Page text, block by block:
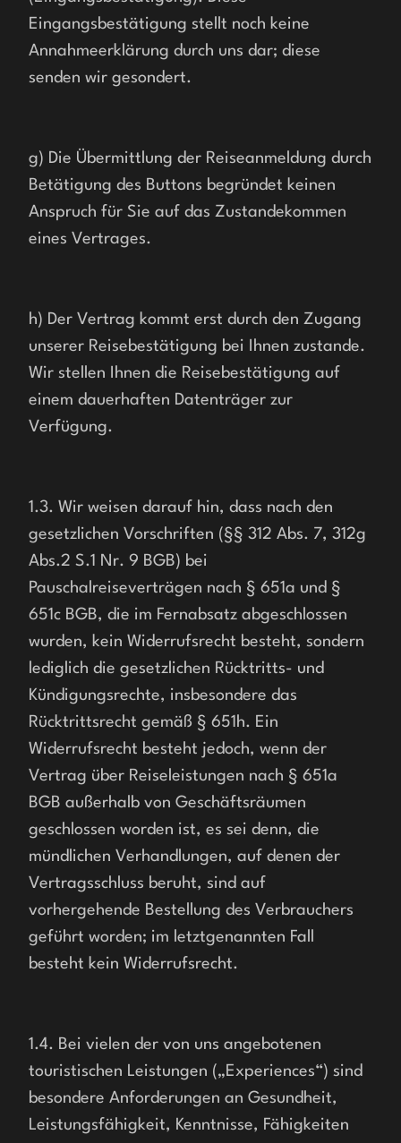
Eingangsbestätigung stellt noch keine
Annahmeerklärung durch uns dar; diese
senden wir gesondert.
g) Die Übermittlung der Reiseanmeldung durch
Betätigung des Buttons begründet keinen
Anspruch für Sie auf das Zustandekommen
eines Vertrages.
h) Der Vertrag kommt erst durch den Zugang
unserer Reisebestätigung bei Ihnen zustande.
Wir stellen Ihnen die Reisebestätigung auf
einem dauerhaften Datenträger zur
Verfügung.
1.3. Wir weisen darauf hin, dass nach den
gesetzlichen Vorschriften (§§ 312 Abs. 7, 312g
Abs.2 S.1 Nr. 9 BGB) bei
Pauschalreiseverträgen nach § 651a und §
651c BGB, die im Fernabsatz abgeschlossen
wurden, kein Widerrufsrecht besteht, sondern
lediglich die gesetzlichen Rücktritts- und
Kündigungsrechte, insbesondere das
Rücktrittsrecht gemäß § 651h. Ein
Widerrufsrecht besteht jedoch, wenn der
Vertrag über Reiseleistungen nach § 651a
BGB außerhalb von Geschäftsräumen
geschlossen worden ist, es sei denn, die
mündlichen Verhandlungen, auf denen der
Vertragsschluss beruht, sind auf
vorhergehende Bestellung des Verbrauchers
geführt worden; im letztgenannten Fall
besteht kein Widerrufsrecht.
1.4. Bei vielen der von uns angebotenen
touristischen Leistungen („Experiences“) sind
besondere Anforderungen an Gesundheit,
Leistungsfähigkeit, Kenntnisse, Fähigkeiten